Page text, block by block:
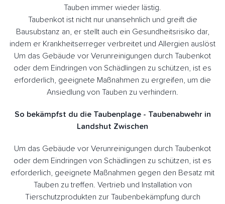
Tauben immer wieder lästig.
Taubenkot ist nicht nur unansehnlich und greift die
Bausubstanz an, er stellt auch ein Gesundheitsrisiko dar,
indem er Krankheitserreger verbreitet und Allergien auslöst
Um das Gebäude vor Verunreinigungen durch Taubenkot
oder dem Eindringen von Schädlingen zu schützen, ist es
erforderlich, geeignete Maßnahmen zu ergreifen, um die
Ansiedlung von Tauben zu verhindern.
So bekämpfst du die Taubenplage - Taubenabwehr in
Landshut Zwischen
Um das Gebäude vor Verunreinigungen durch Taubenkot
oder dem Eindringen von Schädlingen zu schützen, ist es
erforderlich, geeignete Maßnahmen gegen den Besatz mit
Tauben zu treffen. Vertrieb und Installation von
Tierschutzprodukten zur Taubenbekämpfung durch